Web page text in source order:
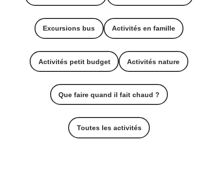
Excursions bus Activités en famille
Activités petit budget Activités nature
Que faire quand il fait chaud ?
Toutes les activités